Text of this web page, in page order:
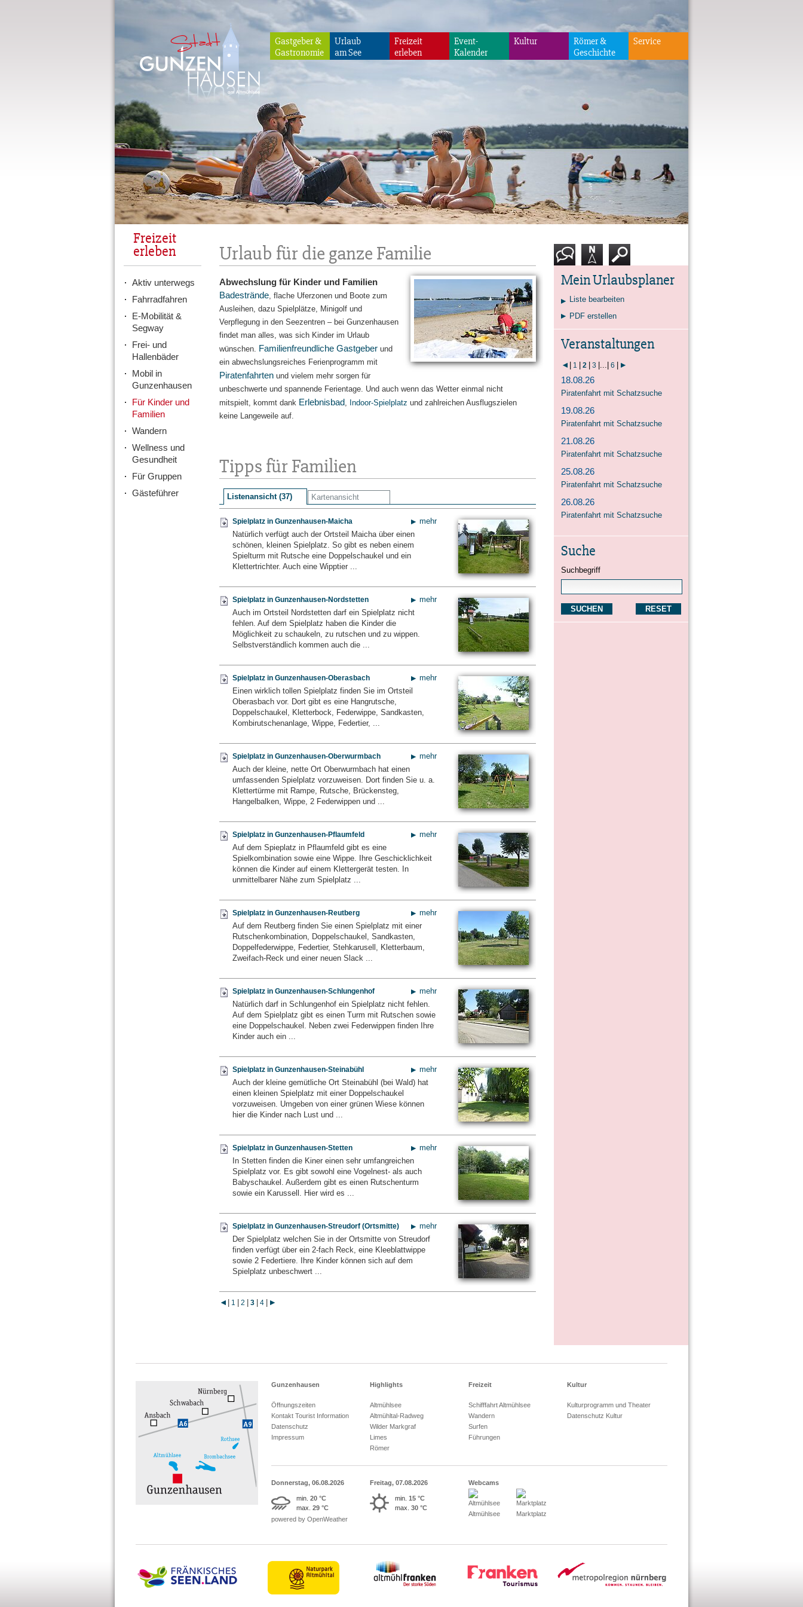
Gunzenhausen
Gastgeber &
Gastronomie
Urlaub
am See
Freizeit
erleben
Event-
Kalender
Kultur
Römer &
Geschichte
Service
Urlaub für die ganze Familie
Abwechslung für Kinder und Familien
Badestrände, flache Uferzonen und Boote zum
Ausleihen, dazu Spielplätze, Minigolf und
Verpflegung in den Seezentren – bei Gunzenhausen
findet man alles, was sich Kinder im Urlaub
wünschen. Familienfreundliche Gastgeber und
ein abwechslungsreiches Ferienprogramm mit
Piratenfahrten und vielem mehr sorgen für
unbeschwerte und spannende Ferientage. Und auch wenn das Wetter einmal nicht
mitspielt, kommt dank Erlebnisbad, Indoor-Spielplatz und zahlreichen Ausflugszielen
keine Langeweile auf.
Tipps für Familien
Listenansicht (37) Kartenansicht
mehr
Spielplatz in Gunzenhausen-Maicha
Natürlich verfügt auch der Ortsteil Maicha über einen
schönen, kleinen Spielplatz. So gibt es neben einem
Spielturm mit Rutsche eine Doppelschaukel und ein
Klettertrichter. Auch eine Wipptier ...
mehr
Spielplatz in Gunzenhausen-Nordstetten
Auch im Ortsteil Nordstetten darf ein Spielplatz nicht
fehlen. Auf dem Spielplatz haben die Kinder die
Möglichkeit zu schaukeln, zu rutschen und zu wippen.
Selbstverständlich kommen auch die ...
mehr
Spielplatz in Gunzenhausen-Oberasbach
Einen wirklich tollen Spielplatz finden Sie im Ortsteil
Oberasbach vor. Dort gibt es eine Hangrutsche,
Doppelschaukel, Kletterbock, Federwippe, Sandkasten,
Kombirutschenanlage, Wippe, Federtier, ...
mehr
Spielplatz in Gunzenhausen-Oberwurmbach
Auch der kleine, nette Ort Oberwurmbach hat einen
umfassenden Spielplatz vorzuweisen. Dort finden Sie u. a.
Klettertürme mit Rampe, Rutsche, Brückensteg,
Hangelbalken, Wippe, 2 Federwippen und ...
mehr
Spielplatz in Gunzenhausen-Pflaumfeld
Auf dem Spieplatz in Pflaumfeld gibt es eine
Spielkombination sowie eine Wippe. Ihre Geschicklichkeit
können die Kinder auf einem Klettergerät testen. In
unmittelbarer Nähe zum Spielplatz ...
mehr
Spielplatz in Gunzenhausen-Reutberg
Auf dem Reutberg finden Sie einen Spielplatz mit einer
Rutschenkombination, Doppelschaukel, Sandkasten,
Doppelfederwippe, Federtier, Stehkarusell, Kletterbaum,
Zweifach-Reck und einer neuen Slack ...
mehr
Spielplatz in Gunzenhausen-Schlungenhof
Natürlich darf in Schlungenhof ein Spielplatz nicht fehlen.
Auf dem Spielplatz gibt es einen Turm mit Rutschen sowie
eine Doppelschaukel. Neben zwei Federwippen finden Ihre
Kinder auch ein ...
mehr
Spielplatz in Gunzenhausen-Steinabühl
Auch der kleine gemütliche Ort Steinabühl (bei Wald) hat
einen kleinen Spielplatz mit einer Doppelschaukel
vorzuweisen. Umgeben von einer grünen Wiese können
hier die Kinder nach Lust und ...
mehr
Spielplatz in Gunzenhausen-Stetten
In Stetten finden die Kiner einen sehr umfangreichen
Spielplatz vor. Es gibt sowohl eine Vogelnest- als auch
Babyschaukel. Außerdem gibt es einen Rutschenturm
sowie ein Karussell. Hier wird es ...
mehr
Spielplatz in Gunzenhausen-Streudorf (Ortsmitte)
Der Spielplatz welchen Sie in der Ortsmitte von Streudorf
finden verfügt über ein 2-fach Reck, eine Kleeblattwippe
sowie 2 Federtiere. Ihre Kinder können sich auf dem
Spielplatz unbeschwert ...
1 2 3 4
Mein Urlaubsplaner
Liste bearbeiten
PDF erstellen
Veranstaltungen
1 2 3 ... 6
18.08.26
Piratenfahrt mit Schatzsuche
19.08.26
Piratenfahrt mit Schatzsuche
21.08.26
Piratenfahrt mit Schatzsuche
25.08.26
Piratenfahrt mit Schatzsuche
26.08.26
Piratenfahrt mit Schatzsuche
Suche
Suchbegriff
SUCHEN RESET
Freizeit
erleben
Aktiv unterwegs
Fahrradfahren
E-Mobilität &
Segway
Frei- und
Hallenbäder
Mobil in
Gunzenhausen
Für Kinder und
Familien
Wandern
Wellness und
Gesundheit
Für Gruppen
Gästeführer
Gunzenhausen
Öffnungszeiten
Kontakt Tourist Information
Datenschutz
Impressum
Highlights
Altmühlsee
Altmühltal-Radweg
Wilder Markgraf
Limes
Römer
Freizeit
Schifffahrt Altmühlsee
Wandern
Surfen
Führungen
Kultur
Kulturprogramm und Theater
Datenschutz Kultur
Donnerstag, 06.08.2026
min. 20 °C
max. 29 °C
Freitag, 07.08.2026
min. 15 °C
max. 30 °C
powered by OpenWeather
Webcams
Altmühlsee Marktplatz